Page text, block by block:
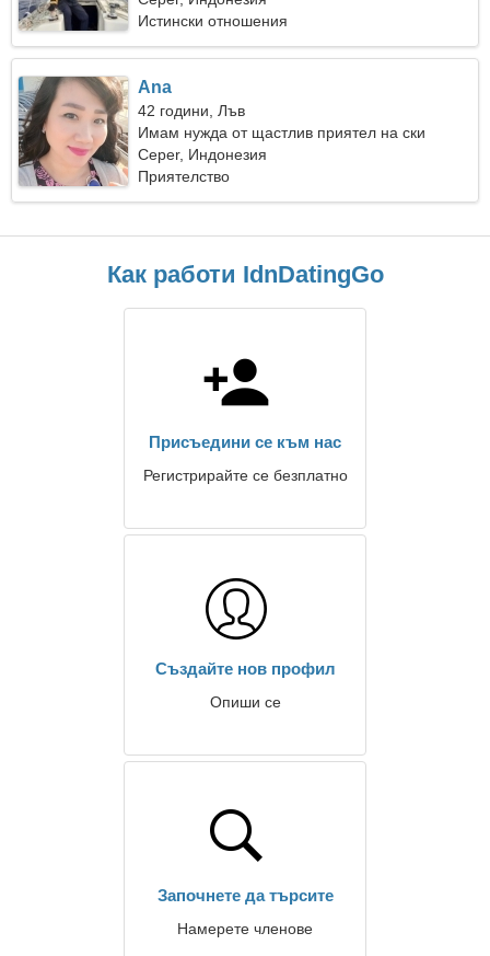
Истински отношения
Ana
42 години, Лъв
Имам нужда от щастлив приятел на ски
Ceper, Индонезия
Приятелство
Как работи IdnDatingGo
Присъедини се към нас
Регистрирайте се безплатно
Създайте нов профил
Опиши се
Започнете да търсите
Намерете членове